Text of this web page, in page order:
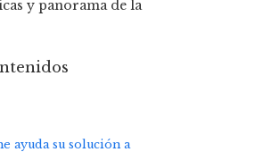
y panorama de la
ayuda su solución a